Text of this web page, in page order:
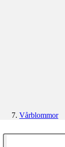
Vårblommor